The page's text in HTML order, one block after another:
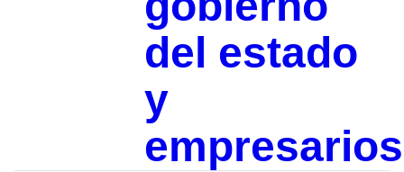
del estado
y
empresarios